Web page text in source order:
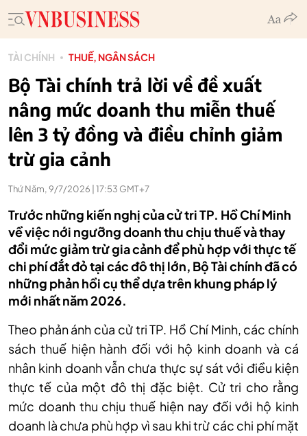
TÀI CHÍNH THUẾ, NGÂN SÁCH
Bộ Tài chính trả lời về đề xuất
nâng mức doanh thu miễn thuế
lên 3 tỷ đồng và điều chỉnh giảm
trừ gia cảnh
Thứ Năm, 9/7/2026 | 17:53 GMT+7
Trước những kiến nghị của cử tri TP. Hồ Chí Minh
về việc nới ngưỡng doanh thu chịu thuế và thay
đổi mức giảm trừ gia cảnh để phù hợp với thực tế
chi phí đắt đỏ tại các đô thị lớn, Bộ Tài chính đã có
những phản hồi cụ thể dựa trên khung pháp lý
mới nhất năm 2026.
Theo phản ánh của cử tri TP. Hồ Chí Minh, các chính
sách thuế hiện hành đối với hộ kinh doanh và cá
nhân kinh doanh vẫn chưa thực sự sát với điều kiện
thực tế của một đô thị đặc biệt. Cử tri cho rằng
mức doanh thu chịu thuế hiện nay đối với hộ kinh
doanh là chưa phù hợp vì sau khi trừ các chi phí mặt